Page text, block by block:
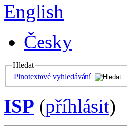
English
Česky
Hledat
Plnotextové vyhledávání
ISP (příhlásit)